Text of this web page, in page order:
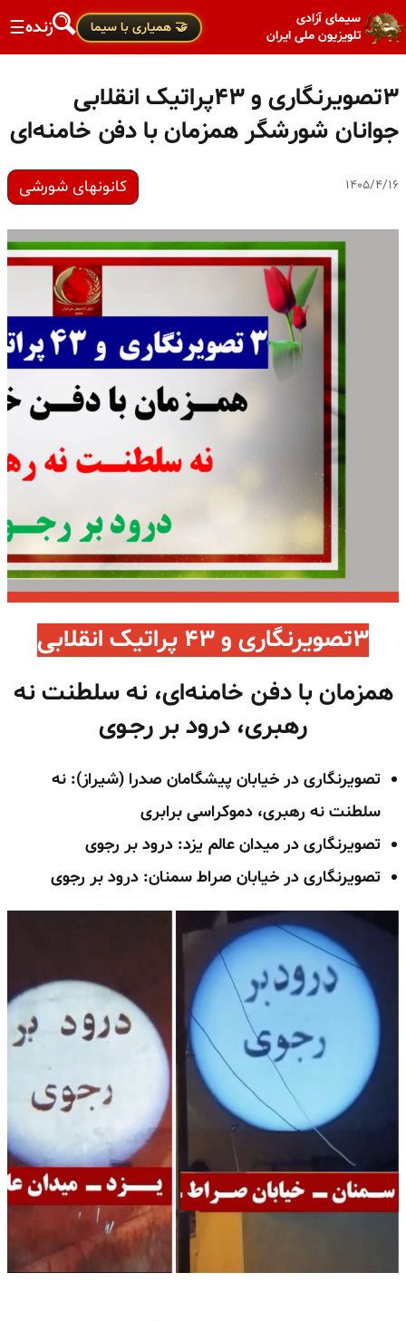
سیمای آزادی
تلویزیون ملی ایران
🤝 همیاری با سیما زنده☰
۳تصویرنگاری و ۴۳پراتیک انقلابی
جوانان شورشگر همزمان با دفن خامنه‌ای
۱۴۰۵/۴/۱۶ کانونهای شورشی
۳تصویرنگاری و ۴۳ پراتیک انقلابی
همزمان با دفـن خامنه‌ای، نه سلطنت نه
رهبری، درود بر رجـوی
تصویرنگاری در خیابان پیشگامان صدرا (شیراز): نه
سلطنت نه رهبری، دموکراسی برابری
تصویرنگاری در میدان عالم یزد: درود بر رجوی
تصویرنگاری در خیابان صراط سمنان: درود بر رجوی